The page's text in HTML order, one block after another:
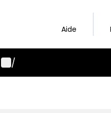
Aide
Menu utilisateur
/